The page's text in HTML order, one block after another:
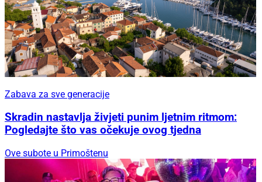
Zabava za sve generacije
Skradin nastavlja živjeti punim ljetnim ritmom:
Pogledajte što vas očekuje ovog tjedna
Ove subote u Primoštenu